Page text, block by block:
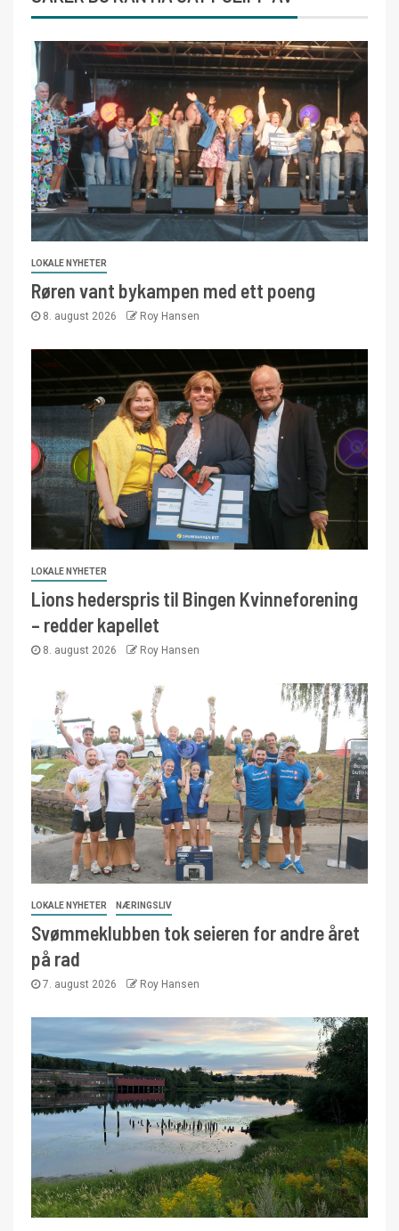
LOKALE NYHETER
Røren vant bykampen med ett poeng
8. august 2026 Roy Hansen
LOKALE NYHETER
Lions hederspris til Bingen Kvinneforening
– redder kapellet
8. august 2026 Roy Hansen
LOKALE NYHETER NÆRINGSLIV
Svømmeklubben tok seieren for andre året
på rad
7. august 2026 Roy Hansen